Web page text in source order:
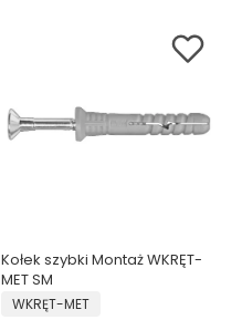
Kołek szybki Montaż WKRĘT-
MET SM
PRODUCENT
WKRĘT-MET